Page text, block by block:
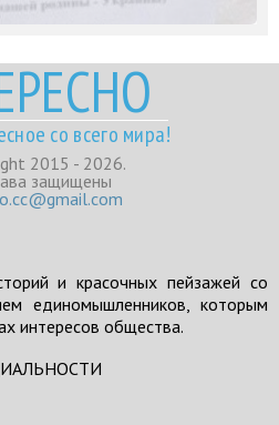
со всего мира!
2015 - 2026.
защищены
и красочных пейзажей со
единомышленников, которым
интересов общества.